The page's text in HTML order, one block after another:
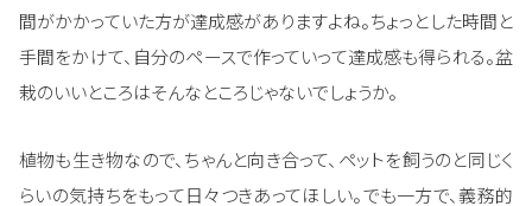
間がかかっていた方が達成感がありますよね。ちょっとした時間と
手間をかけて、自分のペースで作っていって達成感も得られる。盆
栽のいいところはそんなところじゃないでしょうか。
植物も生き物なので、ちゃんと向き合って、ペットを飼うのと同じく
らいの気持ちをもって日々つきあってほしい。でも一方で、義務的